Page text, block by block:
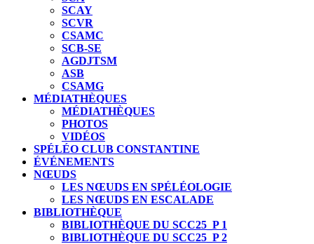
SCAY
SCVR
CSAMC
SCB-SE
AGDJTSM
ASB
CSAMG
MÉDIATHÈQUES
MÉDIATHÈQUES
PHOTOS
VIDÉOS
SPÉLÉO CLUB CONSTANTINE
ÉVÉNEMENTS
NŒUDS
LES NŒUDS EN SPÉLÉOLOGIE
LES NŒUDS EN ESCALADE
BIBLIOTHÈQUE
BIBLIOTHÈQUE DU SCC25_P 1
BIBLIOTHÈQUE DU SCC25_P 2